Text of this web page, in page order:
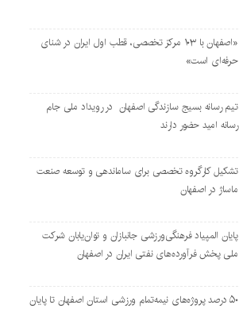
«اصفهان با ۱۰۳ مرکز تخصصی، قطب اول ایران در شنای
حرفه‌ای است»
تیم رسانه بسیج سازندگی اصفهان در رویداد ملی جام
رسانه امید حضور دارند
تشکیل کارگروه تخصصی برای ساماندهی و توسعه صنعت
ماساژ در اصفهان
پایان المپیاد فرهنگی‌ورزشی جانبازان و توان‌یابان شرکت
ملی پخش فرآورده‌های نفتی ایران در اصفهان
۵۰ درصد پروژه‌های نیمه‌تمام ورزشی استان اصفهان تا پایان